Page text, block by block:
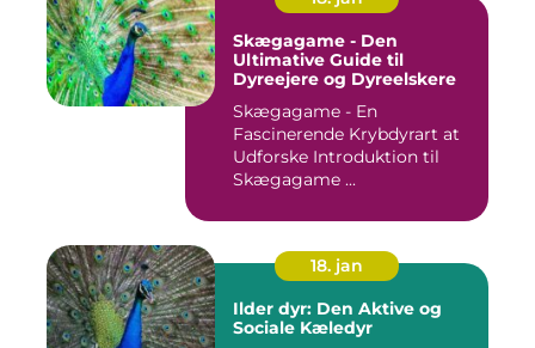
Skægagame - Den
Ultimative Guide til
Dyreejere og Dyreelskere
Skægagame - En
Fascinerende Krybdyrart at
Udforske Introduktion til
Skægagame ...
18. jan
Ilder dyr: Den Aktive og
Sociale Kæledyr